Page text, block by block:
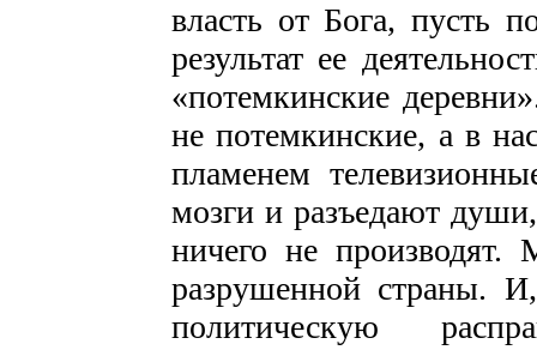
власть от Бога, пусть
результат ее
«потемкинские
не потемкинские, а в
пламенем
мозги и разъедают
ничего не
разрушенной страны.
политическую